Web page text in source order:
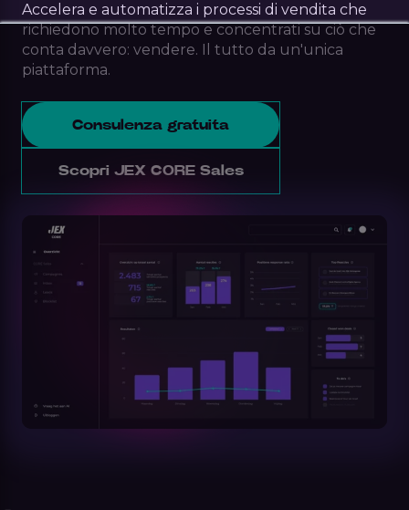
Accelera e automatizza i processi di vendita che
richiedono molto tempo e concentrati su ciò che
conta davvero: vendere. Il tutto da un'unica
piattaforma.
Consulenza gratuita
Scopri JEX CORE Sales